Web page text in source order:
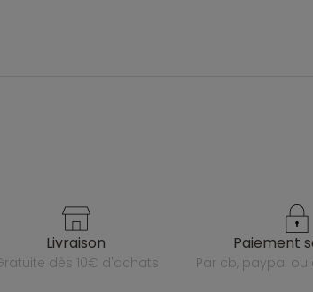
livraison
gratuite dès 10€ d'achats
paiement
par cb, paypal